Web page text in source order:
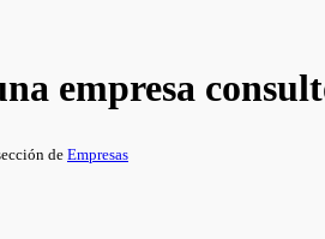
empresa
de Empresas